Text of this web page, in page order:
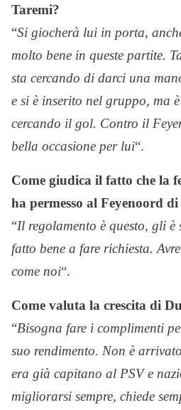
Taremi?
“Si giocherà lui in porta,
molto bene in queste partite.
sta cercando di darci una
e si è inserito nel gruppo, ma
cercando il gol. Contro il
bella occasione per lui“.
Come giudica il fatto che la
ha permesso al Feyenoord
“Il regolamento è questo, gli è
fatto bene a fare richiesta.
come noi“.
Come valuta la crescita di
“Bisogna fare i complimenti
suo rendimento. Non è
era già capitano al PSV e
migliorarsi sempre, chiede